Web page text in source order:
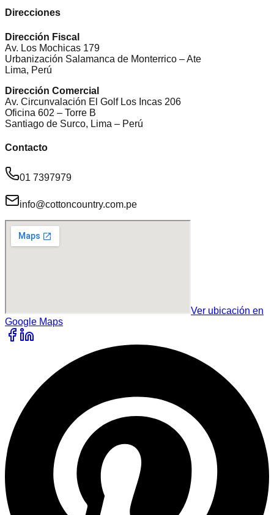
Direcciones
Dirección Fiscal
Av. Los Mochicas 179
Urbanización Salamanca de Monterrico – Ate
Lima, Perú
Dirección Comercial
Av. Circunvalación El Golf Los Incas 206
Oficina 602 – Torre B
Santiago de Surco, Lima – Perú
Contacto
01 7397979
info@cottoncountry.com.pe
Ver ubicación en
Google Maps